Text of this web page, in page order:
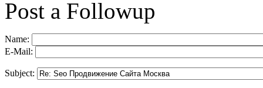
Post a Followup
Name:
E-Mail:
Subject: